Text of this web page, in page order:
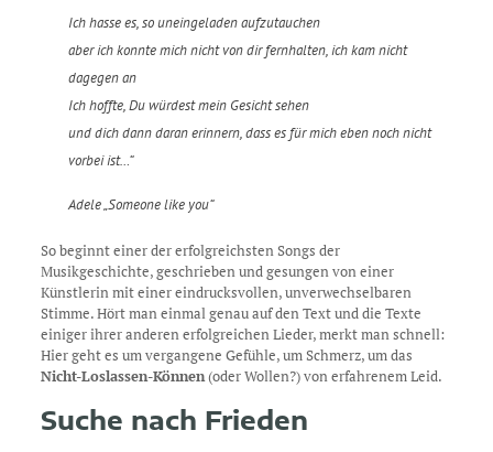
Ich hasse es, so uneingeladen aufzutauchen
aber ich konnte mich nicht von dir fernhalten, ich kam nicht
dagegen an
Ich hoffte, Du würdest mein Gesicht sehen
und dich dann daran erinnern, dass es für mich eben noch nicht
vorbei ist…“
Adele „Someone like you“
So beginnt einer der erfolgreichsten Songs der
Musikgeschichte, geschrieben und gesungen von einer
Künstlerin mit einer eindrucksvollen, unverwechselbaren
Stimme. Hört man einmal genau auf den Text und die Texte
einiger ihrer anderen erfolgreichen Lieder, merkt man schnell:
Hier geht es um vergangene Gefühle, um Schmerz, um das
Nicht-Loslassen-Können(oder Wollen?) von erfahrenem Leid.
Suche nach Frieden